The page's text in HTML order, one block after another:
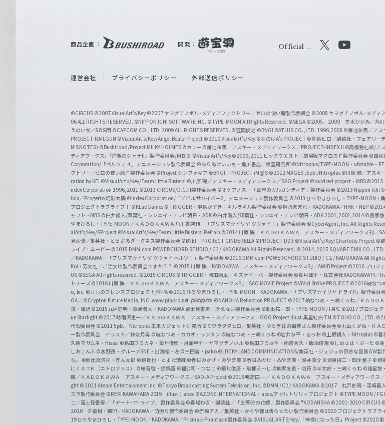
W
i
c
h
w
a
r
z
商品企画： 開発： Official
b
e
O
f
f
i
c
i
a
l
C
h
a
n
n
e
l
運営会社 プライバシーポリシー 外部送信ポリシー
©CIRCUS ©2007 VisualArt's/Key ©2007 ヤマグチノボル･メディアファクトリー／ゼロの使い魔製作委員会 ©2008 ヤマグチノボル･メディ
06 ALL RIGHTS RESERVED. ©NIPPON ICHI SOFTWARE INC. ©TYPE-MOON All Rights Reserved. ©SEGA ©2005、2009 美水かがみ／角川
うのいぢ／SOS団 ©CAPCOM CO., LTD. 2009 ALL RIGHTS RESERVED. ©窪岡俊之 ©BNGI ©ATLUS CO.,LTD. 1996,2008 ©鎌池和馬／アス
PROJECT-RAILGUN ©VisualArt's/Key/Angel Beats! Project ©2010 Visualart's/Key ©なのはA's PROJECT ©真島ヒロ／講談社・フェアリー
N'S NOTES) ©Bushiroad/Project MILKY HOLMES ©カラー ©鎌池和馬／アスキー・メディアワークス／PROJECT-INDEX II ©高橋弥七郎/ア
ディアワークス/『灼眼のシャナII』製作委員会/ＭＢＳ ©VisualArt's/Key©2009,2011 ビックウエスト／劇場版マクロスＦ製作委員会 ©西尾
Corporation/「ペルソナ４」アニメーション製作委員会 ©あらゐけいいち・角川書店／東雲研究所 ©Nitroplus/TYPE-MOON・ufotable・
クトリー／ゼロの使い魔Ｆ製作委員会 ©Project シンフォギア ©BNGI／PROJECT iM@S ©2012 MAGES./5pb./Nitroplus ©川原 礫／アスキ
ration by KEI ©VisualArt's/Key/Team Little Busters! ©川原 礫／アスキー・メディアワークス／SAO Project ©vividred project・MBS ©2013
ndex Corporation 1996,2011 ©2013 CIRCUS/D.C.III製作委員会 ©オケアノス／「翠星のガルガンティア」製作委員会 ©2013 Nippon Ichi
iola／Progetto 幻影太陽 ©Index Corporation/「デビルサバイバー2」アニメーション製作委員会 ©2013 ひろやまひろし・TYPE-MOON・
プロジェクトラブライブ！ ©KLabGames © TRIGGER・中島かずき／キルラキル製作委員会 ©橙乃ままれ・KADOKAWA／NHK・NEP ©2014
ャフト・MBS ©臼井儀人/双葉社・シンエイ・テレビ朝日・ADK ©臼井儀人/双葉社・シンエイ・テレビ朝日・ADK 2001,2002,2014 ©貴家悠
やまひろし・TYPE-MOON／ＫＡＤＯＫＡＷＡ 角川書店刊／「プリズマ☆イリヤ ツヴァイ！」製作委員会 ©CyberAgent, Inc. All Rights
alArt's/Key/SProject ©VisualArt's/Key/Team Little Busters! Refrain ©2014 川原 礫／ＫＡＤＯＫＡＷＡ アスキー・メディアワークス刊／
見沙貴／集英社・とらぶるダークネス製作委員会 ©BNEI／PROJECT CINDERELLA ©PROJECT DD3 ©VisualArt's/Key/Charlotte Project ©
ライブ！ムービー ©2015 DMM.com POWERCHORD STUDIO / C2 / KADOKAWA All Rights Reserved. © 2014, 2015 SQUARE ENIX CO.,
／KADOKAWA／「プリズマ☆イリヤ ツヴァイ ヘルツ！」製作委員会 ©2016 DMM.com POWERCHORD STUDIO / C2 / KADOKAWA All
Koi・芳文社／ご注文は製作委員会ですか？？ ©2015 川原 礫／KADOKAWA アスキー・メディアワークス刊／AWIB Project ©2016 プロジ
US ©SEGA All rights reserved. ©2015 CIRCUS ©TRIGGER・岡田麿里／キズナイーバー製作委員会 ©長月達平・株式会社KADOKAWA刊／
トナーズ©2016 川原 礫／ＫＡＤＯＫＡＷＡ アスキー・メディアワークス刊／SAO MOVIE Project ©ViVid Strike PROJECT ©2016 暁なつ
o, Inc. ©けものフレンズプロジェクト/KFPA ©2016 ひろやまひろし・TYPE-MOON／KADOKAWA／「プリズマ☆イリヤ ドライ!!」製作委員
GA／ ©Crypton Future Media, INC. www.piapro.net
©NANOHA Reflection PROJECT ©2017 暁なつめ・三嶋くろね／ＫＡＤＯ
京・電通 ©2015丸戸史明・深崎暮人・KADOKAWA 富士見書房／冴えない製作委員会 ©東出祐一郎・TYPE-MOON / FAPC ©2017 プロジェク
ue Starlight ©2017 時雨沢恵一／ＫＡＤＯＫＡＷＡ アスキー・メディアワークス／GGO Project illust.黒星紅白 TM ©TOHO CO., LTD.
代理委員会 ©2011 5pb.／Nitroplus 未来ガジェット研究所 ©ミウラタダヒロ／集英社・ゆらぎ荘の幽奈さん製作委員会©丸山くがね・ＫＡ
ー製作委員会 イラスト／神奈月昇 ©暁なつめ・カカオ・ランタン ©暁なつめ・三嶋くろね ©岩井恭平・るろお ©上栖綴人・Nitroplus ©春
久慈マサムネ・Hisasi ©島田フミカネ・築地俊彦・月並甲介・ヤマグチノボル ©島田フミカネ・南房秀久・飯沼俊規 ©しめさば・ぶーた ©竜
しおこんぶ ©水野良・グループSNE・出渕裕・左 ©三田誠・pako ©LUCKY LAND COMMUNICATIONS/集英社・ジョジョの奇妙な冒険GW製
ち。
©恵比須清司・ぎん太郎 ©鏡貴也・とよた瑣織 ©春日みかげ・みやま零 ©春日みかげ・みやま零・深井涼介 ©賀東招二・四季童子 ©賀
にくＡＴＫ（ニトロプラス） ©細音啓・猫鍋蒼 ©橘公司・つなこ ©築地俊彦・駒都え～じ ©柳実冬貴・切符 ©羊太郎・三嶋くろね ©諸星悠
礫／ＫＡＤＯＫＡＷＡ アスキー・メディアワークス／SAO-A Project ©2018 鴨志田 一／ＫＡＤＯＫＡＷＡ アスキー・メディアワークス
ght © 2021 Ateam Entertainment Inc. ©Tokyo Broadcasting System Television, Inc. ©DMM / C2 / KADOKAWA ©2017 丸戸史明・深崎暮
スラ製作委員会 ©REKI KAWAHARA 2019 illust：abec ©AZONE INTERNATIONAL・acus/アサルトリリィプロジェクト ©TYPE-MOON /
こ／富士見書房／「デート･ア･ライブ」製作委員会©春場ねぎ・講談社／「五等分の花嫁」製作委員会 ®KODANSHA ©2001-2020 CIRCUS
2020 夕蜜柑・狐印／KADOKAWA／防振り製作委員会 ©赤坂アカ／集英社・かぐや様は告らせたい製作委員会 ©2020 プロジェクトラブラ
19 ひろやまひろし・TYPE-MOON／KADOKAWA／Prisma☆Phantasm製作委員会 ©VISUAL ARTS/Key/「神様になった日」Project ©2020 東